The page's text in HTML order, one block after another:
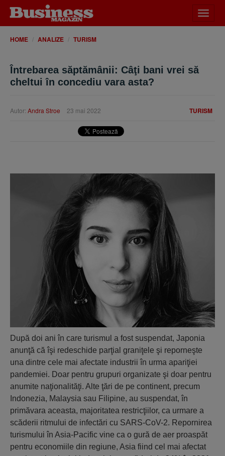
meniu
HOME ANALIZE TURISM
Întrebarea săptămânii: Câţi bani vrei să
cheltui în concediu vara asta?
TURISM
Autor: Andra Stroe 23 mai 2022
După doi ani în care turismul a fost suspendat, Japonia
anunţă că îşi redeschide parţial graniţele şi reporneşte
una dintre cele mai afectate industrii în urma apariţiei
pandemiei. Doar pentru grupuri organizate şi doar pentru
anumite naţionalităţi. Alte ţări de pe continent, precum
Indonezia, Malaysia sau Filipine, au suspendat, în
primăvara aceasta, majoritatea restricţiilor, ca urmare a
scăderii ritmului de infectări cu SARS-CoV-2. Repornirea
turismului în Asia-Pacific vine ca o gură de aer proaspăt
pentru economiile din regiune, Asia fiind cel mai afectat